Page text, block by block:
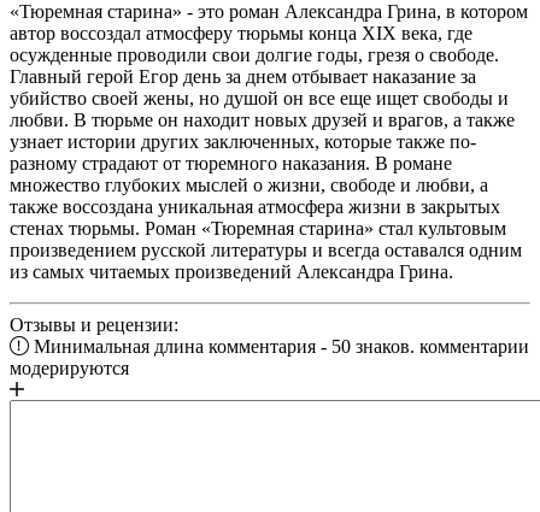
«Тюремная старина» - это роман Александра Грина, в котором
автор воссоздал атмосферу тюрьмы конца XIX века, где
осужденные проводили свои долгие годы, грезя о свободе.
Главный герой Егор день за днем отбывает наказание за
убийство своей жены, но душой он все еще ищет свободы и
любви. В тюрьме он находит новых друзей и врагов, а также
узнает истории других заключенных, которые также по-
разному страдают от тюремного наказания. В романе
множество глубоких мыслей о жизни, свободе и любви, а
также воссоздана уникальная атмосфера жизни в закрытых
стенах тюрьмы. Роман «Тюремная старина» стал культовым
произведением русской литературы и всегда оставался одним
из самых читаемых произведений Александра Грина.
Отзывы и рецензии:
Минимальная длина комментария - 50 знаков. комментарии
модерируются